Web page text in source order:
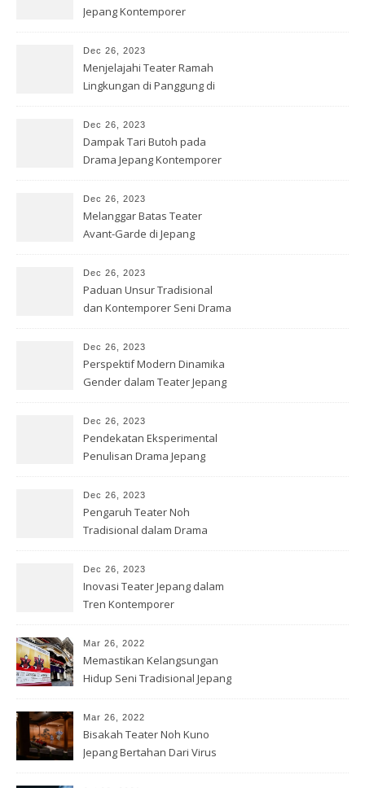
Jepang Kontemporer
Dec 26, 2023
Menjelajahi Teater Ramah
Lingkungan di Panggung di
Dec 26, 2023
Dampak Tari Butoh pada
Drama Jepang Kontemporer
Dec 26, 2023
Melanggar Batas Teater
Avant-Garde di Jepang
Dec 26, 2023
Paduan Unsur Tradisional
dan Kontemporer Seni Drama
Dec 26, 2023
Perspektif Modern Dinamika
Gender dalam Teater Jepang
Dec 26, 2023
Pendekatan Eksperimental
Penulisan Drama Jepang
Dec 26, 2023
Pengaruh Teater Noh
Tradisional dalam Drama
Dec 26, 2023
Inovasi Teater Jepang dalam
Tren Kontemporer
Mar 26, 2022
Memastikan Kelangsungan
Hidup Seni Tradisional Jepang
Mar 26, 2022
Bisakah Teater Noh Kuno
Jepang Bertahan Dari Virus